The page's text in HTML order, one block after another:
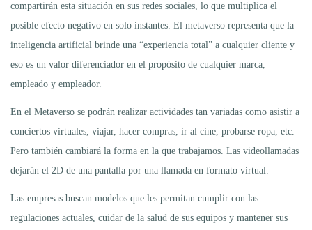
compartirán esta situación en sus redes sociales, lo que multiplica el
posible efecto negativo en solo instantes. El metaverso representa que la
inteligencia artificial brinde una “experiencia total” a cualquier cliente y
eso es un valor diferenciador en el propósito de cualquier marca,
empleado y empleador.
En el Metaverso se podrán realizar actividades tan variadas como asistir a
conciertos virtuales, viajar, hacer compras, ir al cine, probarse ropa, etc.
Pero también cambiará la forma en la que trabajamos. Las videollamadas
dejarán el 2D de una pantalla por una llamada en formato virtual.
Las empresas buscan modelos que les permitan cumplir con las
regulaciones actuales, cuidar de la salud de sus equipos y mantener sus